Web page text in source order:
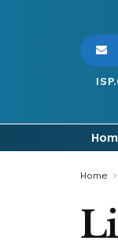
Home